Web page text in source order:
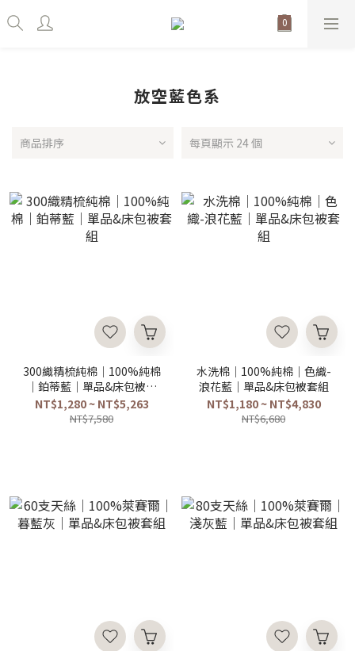
放空藍色系
商品排序 每頁顯示 24 個
300織精梳純棉｜100%純棉
｜鉑蒂藍｜單品&床包被套
組
NT$1,280 ~ NT$5,263
NT$7,580
水洗棉｜100%純棉｜色織-
浪花藍｜單品&床包被套組
NT$1,180 ~ NT$4,830
NT$6,680